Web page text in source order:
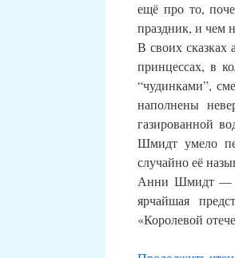
ещё про то,
праздник, и чем
В своих сказках
принцессах, в
“чудинками”,
наполнены
газированной
Шмидт умело
случайно её
Анни Шмидт —
ярчайшая
«Королевой